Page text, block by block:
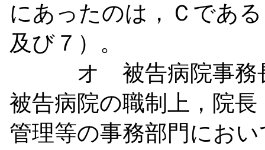
にあったのは，Ｃであ
及び７）。
オ 被告病院事務長
被告病院の職制上，院
管理等の事務部門にお